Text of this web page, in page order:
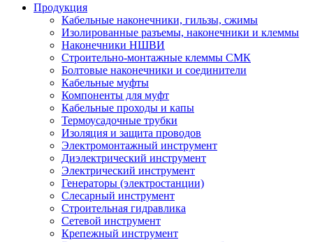
Продукция
Кабельные наконечники, гильзы, сжимы
Изолированные разъемы, наконечники и клеммы
Наконечники НШВИ
Строительно-монтажные клеммы СМК
Болтовые наконечники и соединители
Кабельные муфты
Компоненты для муфт
Кабельные проходы и капы
Термоусадочные трубки
Изоляция и защита проводов
Электромонтажный инструмент
Диэлектрический инструмент
Электрический инструмент
Генераторы (электростанции)
Слесарный инструмент
Строительная гидравлика
Сетевой инструмент
Крепежный инструмент